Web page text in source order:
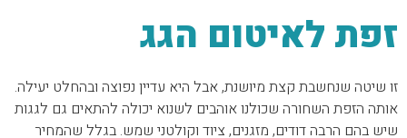
זפת לאיטום הגג
זו שיטה שנחשבת קצת מיושנת, אבל היא עדיין נפוצה ובהחלט יעילה.
אותה הזפת השחורה שכולנו אוהבים לשנוא יכולה להתאים גם לגגות
שיש בהם הרבה דודים, מזגנים, ציוד וקולטני שמש. בגלל שהמחיר